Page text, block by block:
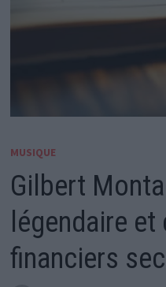
MUSIQUE
Gilbert
légendaire
financiers